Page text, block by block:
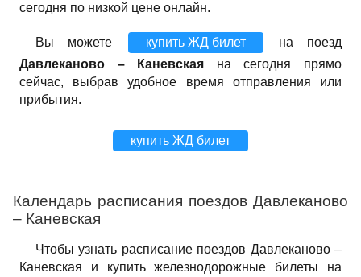
сегодня по низкой цене онлайн.
Вы можете купить ЖД билет
на поезд
Давлеканово – Каневская на сегодня прямо
сейчас, выбрав удобное время отправления или
прибытия.
купить ЖД билет
Календарь расписания поездов Давлеканово
– Каневская
Чтобы узнать расписание поездов Давлеканово –
Каневская и купить железнодорожные билеты на